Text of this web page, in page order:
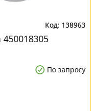
138963
По запросу